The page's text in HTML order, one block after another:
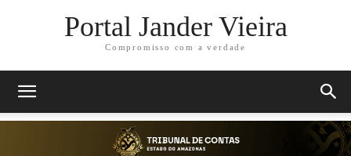
Portal Jander Vieira
Compromisso com a verdade